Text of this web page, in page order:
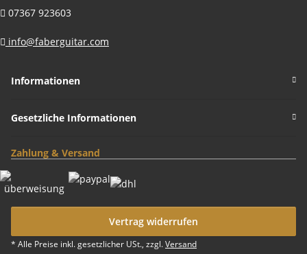
07367 923603
info@faberguitar.com
Informationen
Gesetzliche Informationen
Zahlung & Versand
Vertrag widerrufen
* Alle Preise inkl. gesetzlicher USt., zzgl.Versand